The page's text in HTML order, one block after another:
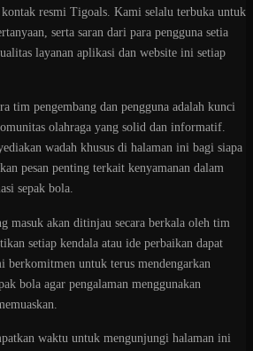
kontak resmi Tigoals. Kami selalu terbuka untuk
serta saran dari para pengguna setia
layanan aplikasi dan website ini setiap
tim pengembang dan pengguna adalah kunci
olahraga yang solid dan informatif.
wadah khusus di halaman ini bagi siapa
pesan penting terkait kenyamanan dalam
sepak bola.
masuk akan ditinjau secara berkala oleh tim
setiap kendala atau ide perbaikan dapat
berkomitmen untuk terus mendengarkan
bola agar pengalaman menggunakan
waktu untuk mengunjungi halaman ini